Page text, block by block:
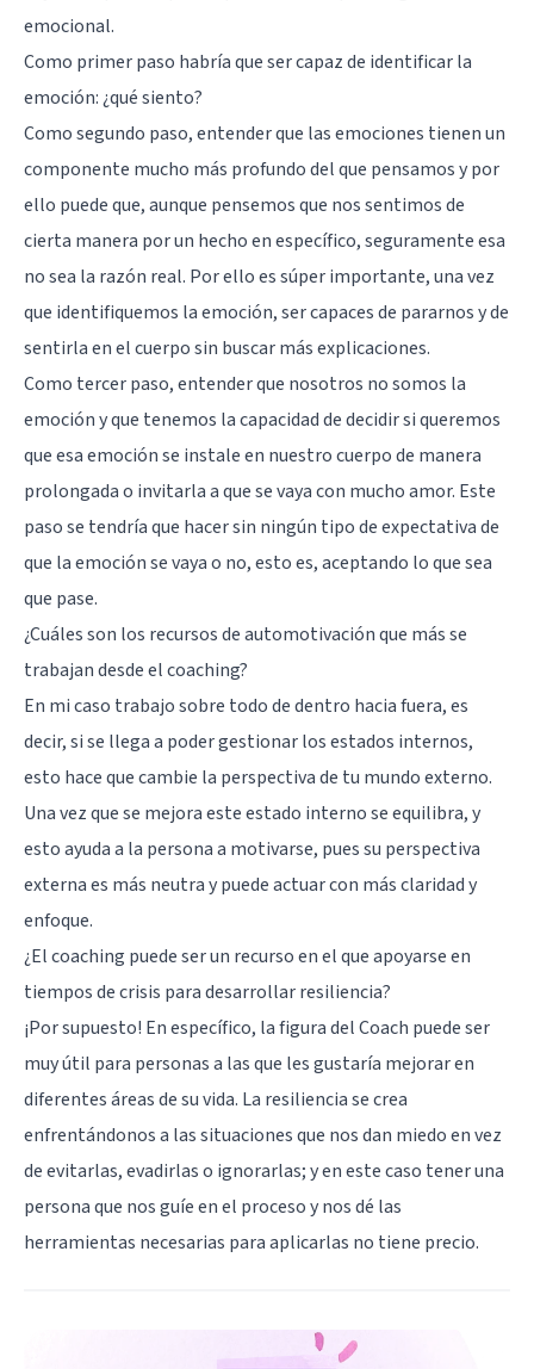
emocional.
Como primer paso habría que ser capaz de identificar la
emoción: ¿qué siento?
Como segundo paso, entender que las emociones tienen un
componente mucho más profundo del que pensamos y por
ello puede que, aunque pensemos que nos sentimos de
cierta manera por un hecho en específico, seguramente esa
no sea la razón real. Por ello es súper importante, una vez
que identifiquemos la emoción, ser capaces de pararnos y de
sentirla en el cuerpo sin buscar más explicaciones.
Como tercer paso, entender que nosotros no somos la
emoción y que tenemos la capacidad de decidir si queremos
que esa emoción se instale en nuestro cuerpo de manera
prolongada o invitarla a que se vaya con mucho amor. Este
paso se tendría que hacer sin ningún tipo de expectativa de
que la emoción se vaya o no, esto es, aceptando lo que sea
que pase.
¿Cuáles son los recursos de automotivación que más se
trabajan desde el coaching?
En mi caso trabajo sobre todo de dentro hacia fuera, es
decir, si se llega a poder gestionar los estados internos,
esto hace que cambie la perspectiva de tu mundo externo.
Una vez que se mejora este estado interno se equilibra, y
esto ayuda a la persona a motivarse, pues su perspectiva
externa es más neutra y puede actuar con más claridad y
enfoque.
¿El coaching puede ser un recurso en el que apoyarse en
tiempos de crisis para desarrollar resiliencia?
¡Por supuesto! En específico, la figura del Coach puede ser
muy útil para personas a las que les gustaría mejorar en
diferentes áreas de su vida. La resiliencia se crea
enfrentándonos a las situaciones que nos dan miedo en vez
de evitarlas, evadirlas o ignorarlas; y en este caso tener una
persona que nos guíe en el proceso y nos dé las
herramientas necesarias para aplicarlas no tiene precio.